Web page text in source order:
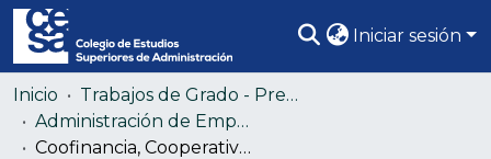
Iniciar sesión
Comunidades
Todo DSpace
Inicio
Trabajos de Grado - Pregrado
Administración de Empresas (Colección confidencial)
Coofinancia, Cooperativa Financiera